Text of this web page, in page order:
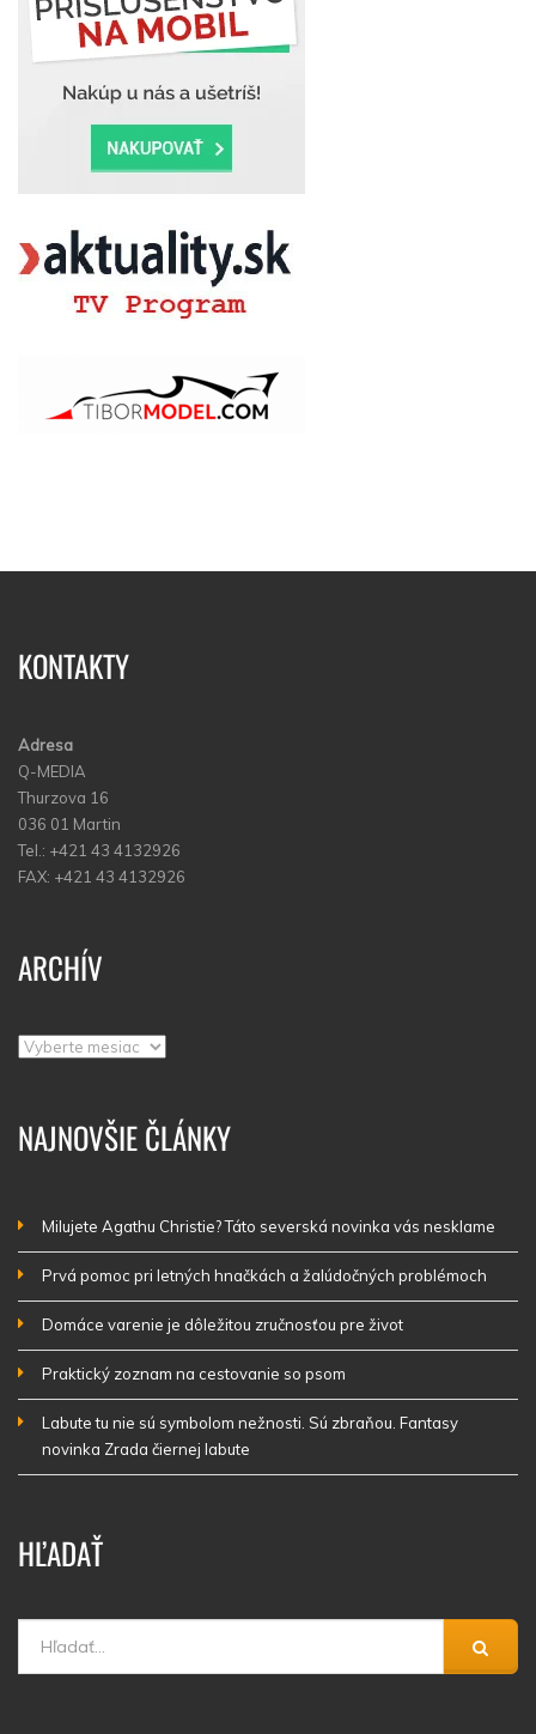
KONTAKTY
Adresa
Q-MEDIA
Thurzova 16
036 01 Martin
Tel.: +421 43 4132926
FAX: +421 43 4132926
ARCHÍV
Archív
NAJNOVŠIE ČLÁNKY
Milujete Agathu Christie? Táto severská novinka vás nesklame
Prvá pomoc pri letných hnačkách a žalúdočných problémoch
Domáce varenie je dôležitou zručnosťou pre život
Praktický zoznam na cestovanie so psom
Labute tu nie sú symbolom nežnosti. Sú zbraňou. Fantasy
novinka Zrada čiernej labute
HĽADAŤ